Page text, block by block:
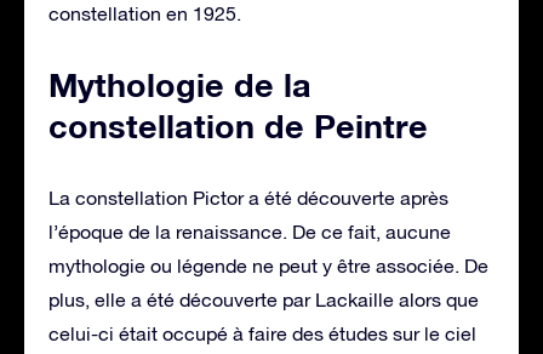
constellation en 1925.
Mythologie de la
constellation de Peintre
La constellation Pictor a été découverte après
l’époque de la renaissance. De ce fait, aucune
mythologie ou légende ne peut y être associée. De
plus, elle a été découverte par Lackaille alors que
celui-ci était occupé à faire des études sur le ciel